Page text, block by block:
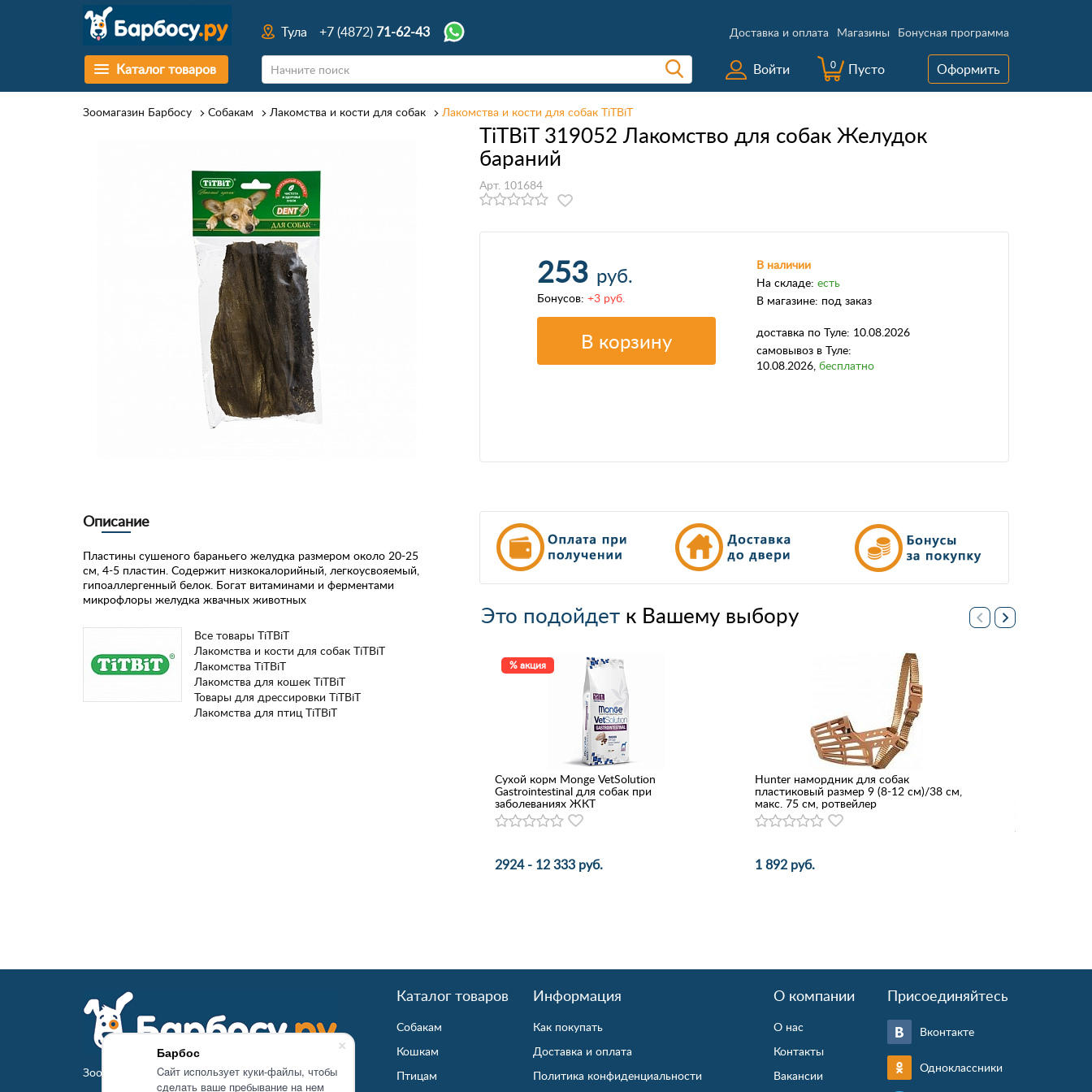
Барбос
Caйт иcпoльзуeт куки-фaйлы, чтoбы
cдeлaть вaшe пpeбывaниe нa нeм
Тула +7 (4872) 71-62-43 Доставка и оплата Магазины Бонусная программа
Каталог товаров Войти 0 Пусто Оформить
Зоомагазин Барбосу Собакам Лакомства и кости для собак Лакомства и кости для собак TiTBiT
TiTBiT 319052 Лакомство для собак Желудок
бараний
Арт. 101684
В наличии
На складе: есть
В магазине: под заказ
доставка по Туле: 10.08.2026
самовывоз в Туле:
10.08.2026, бесплатно
253 руб.
Бонусов: +3 руб.
В корзину
Описание
Пластины сушеного бараньего желудка размером около 20-25
см, 4-5 пластин. Содержит низкокалорийный, легкоусвояемый,
гипоаллергенный белок. Богат витаминами и ферментами
микрофлоры желудка жвачных животных
Все товары TiTBiT
Лакомства и кости для собак TiTBiT
Лакомства TiTBiT
Лакомства для кошек TiTBiT
Товары для дрессировки TiTBiT
Лакомства для птиц TiTBiT
Это подойдетк Вашему выбору
% акция
Сухой корм Monge VetSolution
Gastrointestinal для собак при
заболеваниях ЖКТ
2924 - 12 333 руб.
Hunter намордник для собак
пластиковый размер 9 (8-12 см)/38 см,
макс. 75 см, ротвейлер
1 892 руб.
Зоомагазин Барбосу.ру - товары для животных
Каталог товаров
Собакам
Кошкам
Птицам
Информация
Как покупать
Доставка и оплата
Политика конфиденциальности
О компании
О нас
Контакты
Вакансии
Присоединяйтесь
Вконтакте
Одноклассники